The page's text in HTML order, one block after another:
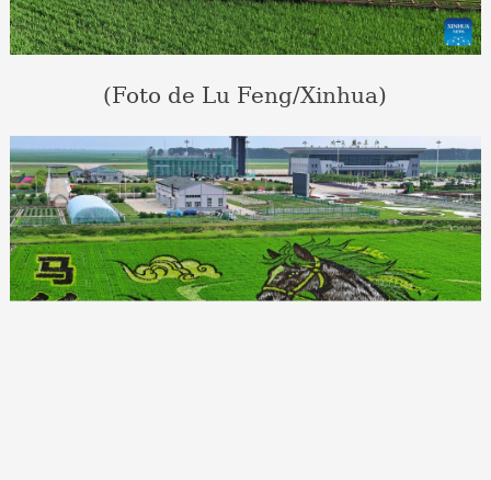
(Foto de Lu Feng/Xinhua)